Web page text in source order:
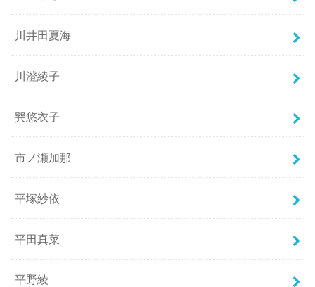
川井田夏海
川澄綾子
巽悠衣子
市ノ瀬加那
平塚紗依
平田真菜
平野綾